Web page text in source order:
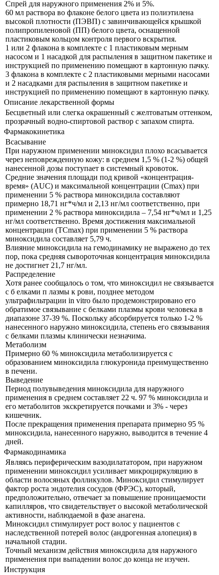
Спрей для наружного применения 2% и 5%.
60 мл раствора во флаконе белого цвета из полиэтилена
высокой плотности (ПЭВП) с завинчивающейся крышкой
полипропиленовой (ПП) белого цвета, оснащенной
пластиковым кольцом контроля первого вскрытия.
1 или 2 флакона в комплекте с 1 пластиковым мерным
насосом и 1 насадкой для распыления в защитном пакетике и
инструкцией по применению помещают в картонную пачку.
3 флакона в комплекте с 2 пластиковыми мерными насосами
и 2 насадками для распыления в защитном пакетике и
инструкцией по применению помещают в картонную пачку.
Описание лекарственной формы
Бесцветный или слегка окрашенный с желтоватым оттенком,
прозрачный водно-спиртовой раствор с запахом спирта.
Фармакокинетика
Всасывание
При наружном применении миноксидил плохо всасывается
через неповрежденную кожу: в среднем 1,5 % (1-2 %) общей
нанесенной дозы поступает в системный кровоток.
Средние значения площади под кривой «концентрация-
время» (AUC) и максимальной концентрации (Cmax) при
применении 5 % раствора миноксидила составляют
примерно 18,71 нг*ч/мл и 2,13 нг/мл соответственно, при
применении 2 % раствора миноксидила – 7,54 нг*ч/мл и 1,25
нг/мл соответственно. Время достижения максимальной
концентрации (TCmax) при применении 5 % раствора
миноксидила составляет 5,79 ч.
Влияние миноксидила на гемодинамику не выражено до тех
пор, пока средняя сывороточная концентрация миноксидила
не достигнет 21,7 нг/мл.
Распределение
Хотя ранее сообщалось о том, что миноксидил не связывается
с б елками п лазмы к рови, позднее методом
ультрафильтрации in vitro было продемонстрировано его
обратимое связывание с белками плазмы крови человека в
диапазоне 37-39 %. Поскольку абсорбируется только 1-2 %
нанесенного наружно миноксидила, степень его связывания
с белками плазмы клинически незначима.
Метаболизм
Примерно 60 % миноксидила метаболизируется с
образованием миноксидила глюкуронида преимущественно
в печени.
Выведение
Период полувыведения миноксидила для наружного
применения в среднем составляет 22 ч. 97 % миноксидила и
его метаболитов экскретируется почками и 3% - через
кишечник.
После прекращения применения препарата примерно 95 %
миноксидила, нанесенного наружно, выводится в течение 4
дней.
Фармакодинамика
Являясь периферическим вазодилататором, при наружном
применении миноксидил усиливает микроциркуляцию в
области волосяных фолликулов. Миноксидил стимулирует
фактор роста эндотелия сосудов (ФРЭС), который,
предположительно, отвечает за повышение проницаемости
капилляров, что свидетельствует о высокой метаболической
активности, наблюдаемой в фазе анагена.
Миноксидил стимулирует рост волос у пациентов с
наследственной потерей волос (андрогенная алопеция) в
начальной стадии.
Точный механизм действия миноксидила для наружного
применения при выпадении волос до конца не изучен.
Инструкция